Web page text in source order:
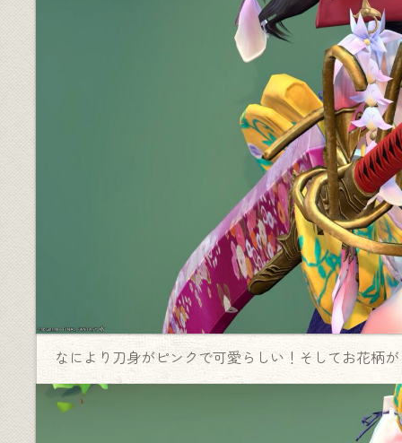
なにより刀身がピンクで可愛らしい！そしてお花柄